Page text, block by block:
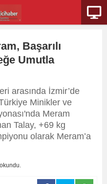
Başarılı
Umutla
arasında İzmir’de
Minikler ve
Meram
Talay, +69 kg
olarak Meram’a